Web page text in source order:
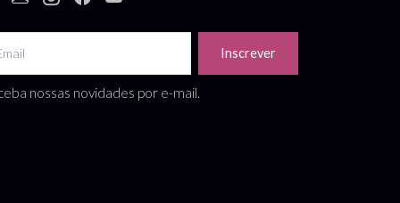
Inscrever
nossas novidades por e-mail.